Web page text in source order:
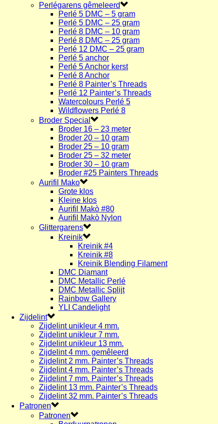
Perlégarens gêmeleerd
Perlé 5 DMC – 5 gram
Perlé 5 DMC – 25 gram
Perlé 8 DMC – 10 gram
Perlé 8 DMC – 25 gram
Perlé 12 DMC – 25 gram
Perlé 5 anchor
Perlé 5 Anchor kerst
Perlé 8 Anchor
Perlé 8 Painter’s Threads
Perlé 12 Painter’s Threads
Watercolours Perlé 5
Wildflowers Perlé 8
Broder Special
Broder 16 – 23 meter
Broder 20 – 10 gram
Broder 25 – 10 gram
Broder 25 – 32 meter
Broder 30 – 10 gram
Broder #25 Painters Threads
Aurifil Mako
Grote klos
Kleine klos
Aurifil Makò #80
Aurifil Makò Nylon
Glittergarens
Kreinik
Kreinik #4
Kreinik #8
Kreinik Blending Filament
DMC Diamant
DMC Metallic Perlé
DMC Metallic Splijt
Rainbow Gallery
YLI Candelight
Zijdelint
Zijdelint unikleur 4 mm.
Zijdelint unikleur 7 mm.
Zijdelint unikleur 13 mm.
Zijdelint 4 mm. gemêleerd
Zijdelint 2 mm. Painter’s Threads
Zijdelint 4 mm. Painter’s Threads
Zijdelint 7 mm. Painter’s Threads
Zijdelint 13 mm. Painter’s Threads
Zijdelint 32 mm. Painter’s Threads
Patronen
Patronen